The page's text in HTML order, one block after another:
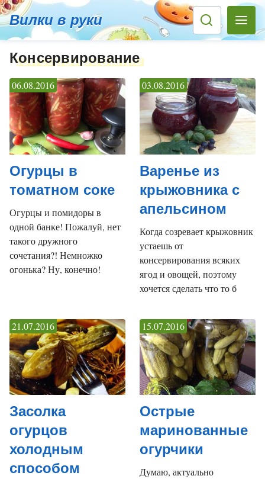
Вилки в руки
Консервирование
Огурцы в
томатном соке
06.08.2016
Огурцы и помидоры в
одной банке! Пожалуй, нет
такого дружного
сочетания?! Немножко
огонька? Ну, конечно!
Варенье из
крыжовника с
апельсином
03.08.2016
Когда созревает крыжовник
устаешь от
консервирования всяких
ягод и овощей, поэтому
хочется сделать что то б
Засолка
огурцов
холодным
способом
21.07.2016
Острые
маринованные
огурчики
15.07.2016
Думаю, актуально